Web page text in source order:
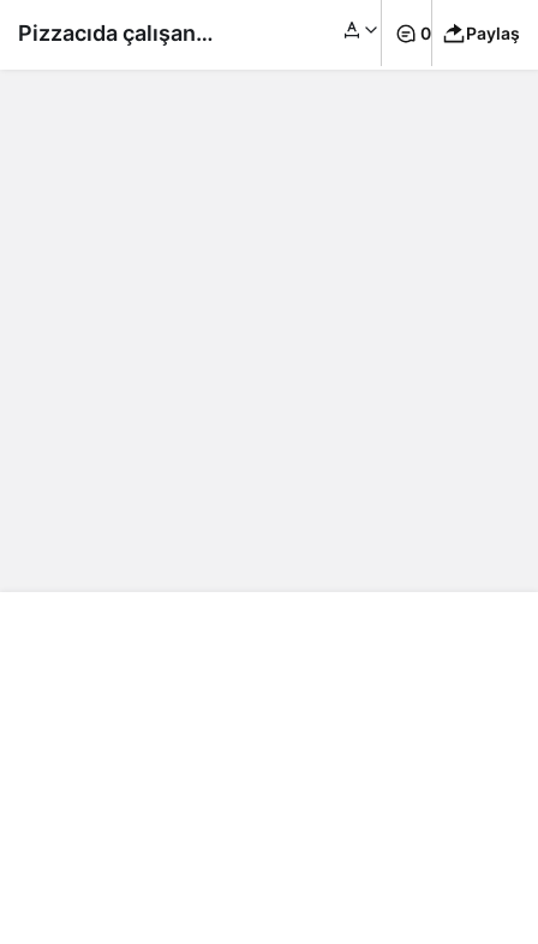
Pizzacıda çalışan 0 Paylaş